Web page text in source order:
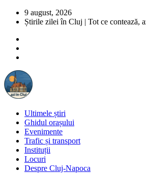
9 august, 2026
Știrile zilei în Cluj | Tot ce contează,
Ultimele știri
Ghidul orașului
Evenimente
Trafic și transport
Instituții
Locuri
Despre Cluj-Napoca